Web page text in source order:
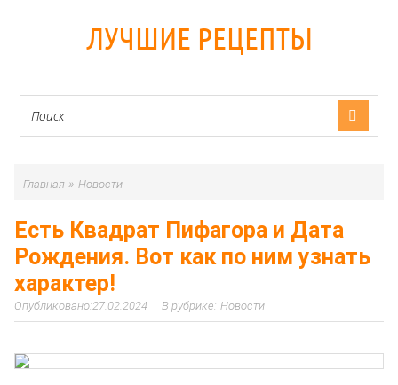
ЛУЧШИЕ РЕЦЕПТЫ
Главная » Новости
Есть Квадрат Пифагора и Дата
Рождения. Вот как по ним узнать
характер!
27.02.2024 Новости